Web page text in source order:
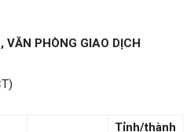
VĂN PHÒNG GIAO DỊCH
Tỉnh/thành